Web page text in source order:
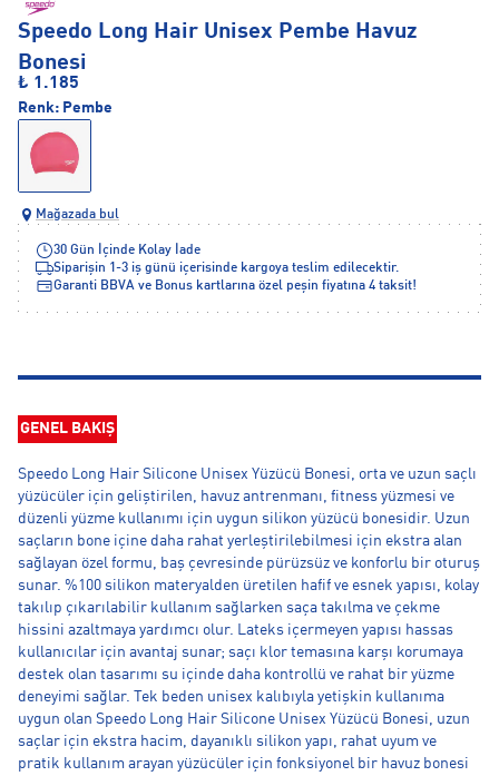
Speedo Long Hair Unisex Pembe Havuz
Bonesi
₺ 1.185
Renk: Pembe
Mağazada bul
30 Gün İçinde Kolay İade
Siparişin 1-3 iş günü içerisinde kargoya teslim edilecektir.
Garanti BBVA ve Bonus kartlarına özel peşin fiyatına 4 taksit!
GENEL BAKIŞ
Speedo Long Hair Silicone Unisex Yüzücü Bonesi, orta ve uzun saçlı
yüzücüler için geliştirilen, havuz antrenmanı, fitness yüzmesi ve
düzenli yüzme kullanımı için uygun silikon yüzücü bonesidir. Uzun
saçların bone içine daha rahat yerleştirilebilmesi için ekstra alan
sağlayan özel formu, baş çevresinde pürüzsüz ve konforlu bir oturuş
sunar. %100 silikon materyalden üretilen hafif ve esnek yapısı, kolay
takılıp çıkarılabilir kullanım sağlarken saça takılma ve çekme
hissini azaltmaya yardımcı olur. Lateks içermeyen yapısı hassas
kullanıcılar için avantaj sunar; saçı klor temasına karşı korumaya
destek olan tasarımı su içinde daha kontrollü ve rahat bir yüzme
deneyimi sağlar. Tek beden unisex kalıbıyla yetişkin kullanıma
uygun olan Speedo Long Hair Silicone Unisex Yüzücü Bonesi, uzun
saçlar için ekstra hacim, dayanıklı silikon yapı, rahat uyum ve
pratik kullanım arayan yüzücüler için fonksiyonel bir havuz bonesi